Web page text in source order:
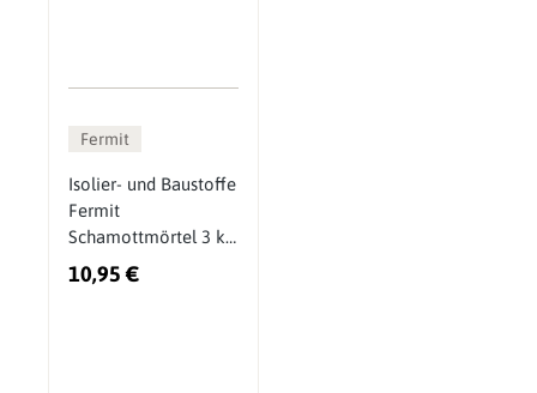
Fermit
Isolier- und Baustoffe
Fermit
Schamottmörtel 3 kg
bis 1600°C
10,95 €